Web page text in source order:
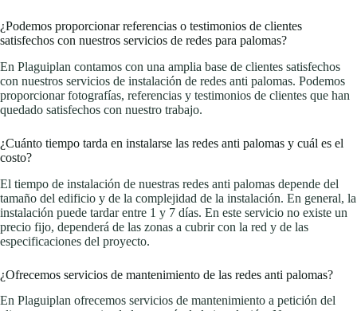
¿Podemos proporcionar referencias o testimonios de clientes
satisfechos con nuestros servicios de redes para palomas?
En Plaguiplan contamos con una amplia base de clientes satisfechos
con nuestros servicios de instalación de redes anti palomas. Podemos
proporcionar fotografías, referencias y testimonios de clientes que han
quedado satisfechos con nuestro trabajo.
¿Cuánto tiempo tarda en instalarse las redes anti palomas y cuál es el
costo?
El tiempo de instalación de nuestras redes anti palomas depende del
tamaño del edificio y de la complejidad de la instalación. En general, la
instalación puede tardar entre 1 y 7 días. En este servicio no existe un
precio fijo, dependerá de las zonas a cubrir con la red y de las
especificaciones del proyecto.
¿Ofrecemos servicios de mantenimiento de las redes anti palomas?
En Plaguiplan ofrecemos servicios de mantenimiento a petición del